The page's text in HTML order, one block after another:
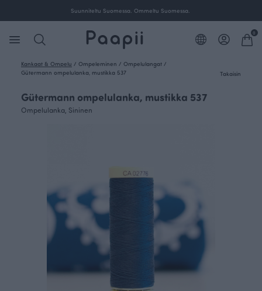
Suunniteltu Suomessa. Ommeltu Suomessa.
0
Kankaat & Ompelu / Ompeleminen / Ompelulangat /
Gütermann ompelulanka, mustikka 537
Takaisin
Gütermann ompelulanka, mustikka 537
Ompelulanka, Sininen